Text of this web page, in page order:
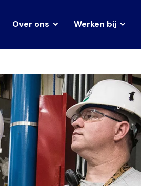
Over ons Werken bij